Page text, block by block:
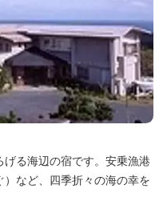
る海辺の宿です。安乗漁港
など、四季折々の海の幸を